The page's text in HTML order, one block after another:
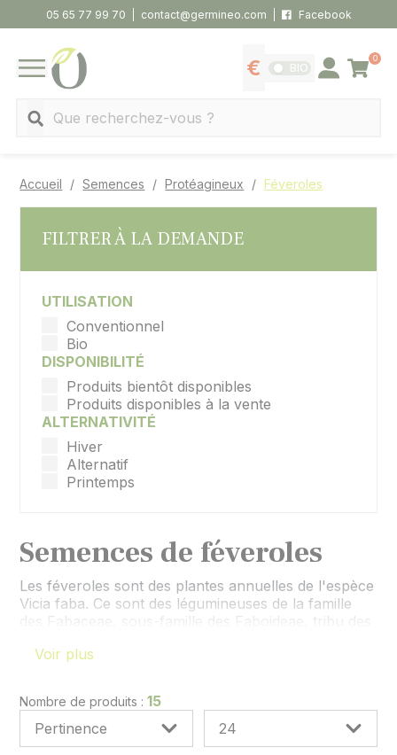
05 65 77 99 70 contact@germineo.com Facebook
MENU
Afficher les tarifs
BIO Se connecter
0
Panier
Accueil Semences Protéagineux Féveroles
FILTRER À LA DEMANDE
UTILISATION
Conventionnel
Bio
DISPONIBILITÉ
Produits bientôt disponibles
Produits disponibles à la vente
ALTERNATIVITÉ
Hiver
Alternatif
Printemps
Semences de féveroles
Les féveroles sont des plantes annuelles de l'espèce
Vicia faba. Ce sont des légumineuses de la famille
des Fabaceae, sous-famille des Faboideae, tribu des
plante utilisée depuis l'antiquité pour l'alimentation
et la plante.
Cette famille de semences comprend les féveroles
d'hiver et de printemps, en semences
conventionnelles et Bio, pour toutes les zones de
Voir plus
Nombre de produits : 15
Panneau de gestion des cookies